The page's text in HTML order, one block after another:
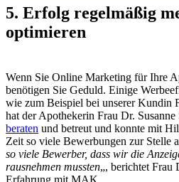
5. Erfolg regelmäßig
optimieren
Wenn Sie Online Marketing für Ihre
benötigen Sie Geduld. Einige
wie zum Beispiel bei unserer Kundin
hat der Apothekerin Frau Dr. Susanne
beraten und betreut und konnte mit
Zeit so viele Bewerbungen zur Stelle
so viele Bewerber, dass wir die
rausnehmen mussten„, berichtet Frau
Erfahrung mit MAK.